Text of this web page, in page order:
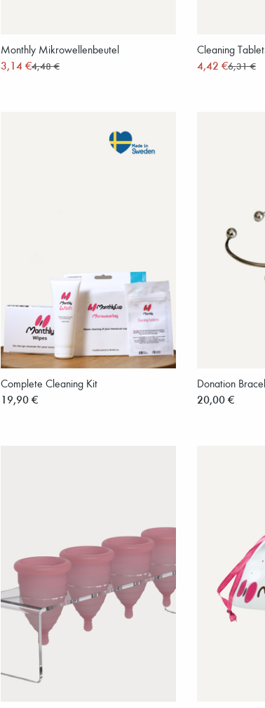
Monthly Mikrowellenbeutel
3,14 €4,48 €
Cleaning
4,42 €6,31 €
Complete Cleaning Kit
19,90 €
Donation
20,00 €